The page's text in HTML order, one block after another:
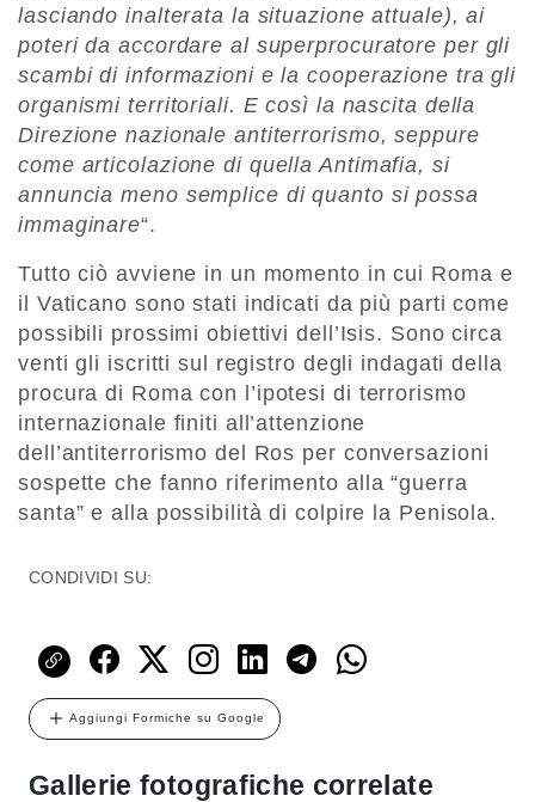
lasciando inalterata la situazione attuale), ai
poteri da accordare al superprocuratore per gli
scambi di informazioni e la cooperazione tra gli
organismi territoriali. E così la nascita della
Direzione nazionale antiterrorismo, seppure
come articolazione di quella Antimafia, si
annuncia meno semplice di quanto si possa
immaginare“.
Tutto ciò avviene in un momento in cui Roma e
il Vaticano sono stati indicati da più parti come
possibili prossimi obiettivi dell’Isis. Sono circa
venti gli iscritti sul registro degli indagati della
procura di Roma con l’ipotesi di terrorismo
internazionale finiti all’attenzione
dell’antiterrorismo del Ros per conversazioni
sospette che fanno riferimento alla “guerra
santa” e alla possibilità di colpire la Penisola.
CONDIVIDI SU:
Aggiungi Formiche su Google
Gallerie fotografiche correlate